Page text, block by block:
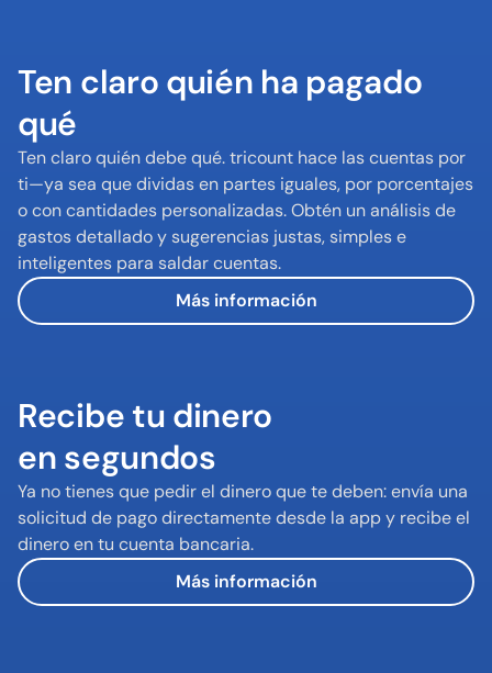
Ten claro quién ha pagado
qué
Ten claro quién debe qué. tricount hace las cuentas por
ti—ya sea que dividas en partes iguales, por porcentajes
o con cantidades personalizadas. Obtén un análisis de
gastos detallado y sugerencias justas, simples e
inteligentes para saldar cuentas.
Más información
Recibe tu dinero
en segundos
Ya no tienes que pedir el dinero que te deben: envía una
solicitud de pago directamente desde la app y recibe el
dinero en tu cuenta bancaria.
Más información